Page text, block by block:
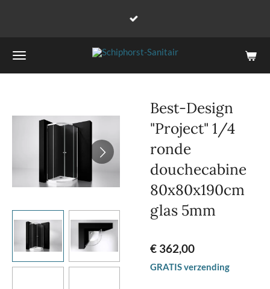
de
Best-Design
"Project" 1/4
ronde
douchecabine
80x80x190cm
glas 5mm
€ 362,00
GRATIS verzending